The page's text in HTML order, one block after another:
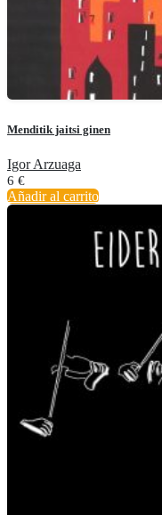
Menditik jaitsi ginen
Igor Arzuaga
6 €
Añadir al carrito